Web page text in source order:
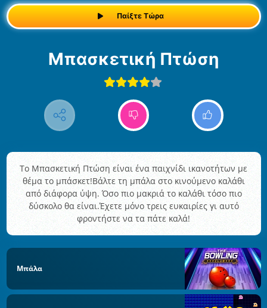
Παίξτε Τώρα
Μπασκετική Πτώση
Το Μπασκετική Πτώση είναι ένα παιχνίδι ικανοτήτων με
θέμα το μπάσκετ!Βάλτε τη μπάλα στο κινούμενο καλάθι
από διάφορα ύψη. Όσο πιο μακριά το καλάθι τόσο πιο
δύσκολο θα είναι.Έχετε μόνο τρεις ευκαιρίες γι αυτό
φροντήστε να τα πάτε καλά!
Μπάλα